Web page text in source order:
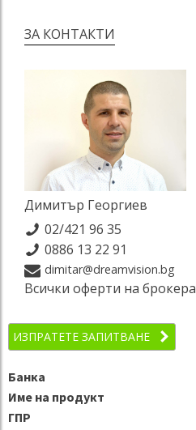
ЗА КОНТАКТИ
Димитър Георгиев
02/421 96 35
0886 13 22 91
dimitar@dreamvision.bg
Всички оферти на брокера
ИЗПРАТЕТЕ ЗАПИТВАНЕ
Банка
Име на продукт
ГПР